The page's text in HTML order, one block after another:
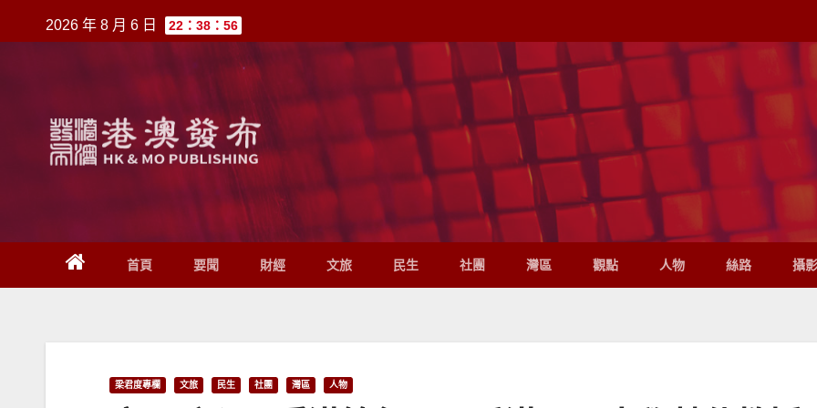
至
2026 年 8 月 6 日 22：38：56
首頁 要聞 財經 文旅 民生 社團 灣區 觀點 人物 絲路 攝
梁君度專欄 文旅 民生 社團 灣區 人物